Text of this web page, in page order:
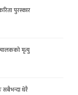
पुरस्कार
मृत्यु
धेरै